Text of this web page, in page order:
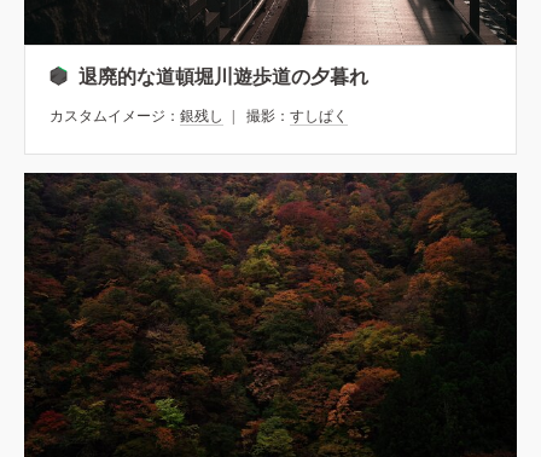
退廃的な道頓堀川遊歩道の夕暮れ
カスタムイメージ： 銀残し 撮影： すしぱく